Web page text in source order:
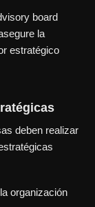
board
la
estratégico
deben realizar
organización